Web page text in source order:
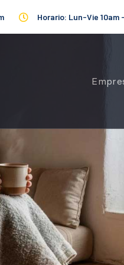
Horario: Lun-Vie 10am